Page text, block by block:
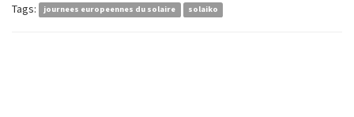
Tags: journees europeennes du solaire solaiko